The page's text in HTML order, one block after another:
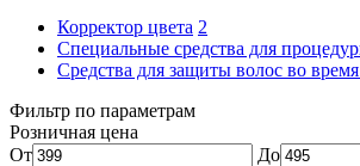
Корректор цвета 2
Специальные средства для
Средства для защиты волос во
Фильтр по параметрам
Розничная цена
От
До